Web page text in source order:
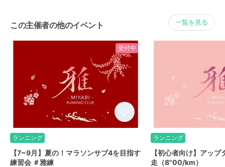
この主催者の他のイベント 一覧を見る
受付中
ランニング
【7~9月】夏の！マラソンサブ4を目指す
練習会 ＃雅練
ランニング
【初心者向け】アッ
走（8"00/km）